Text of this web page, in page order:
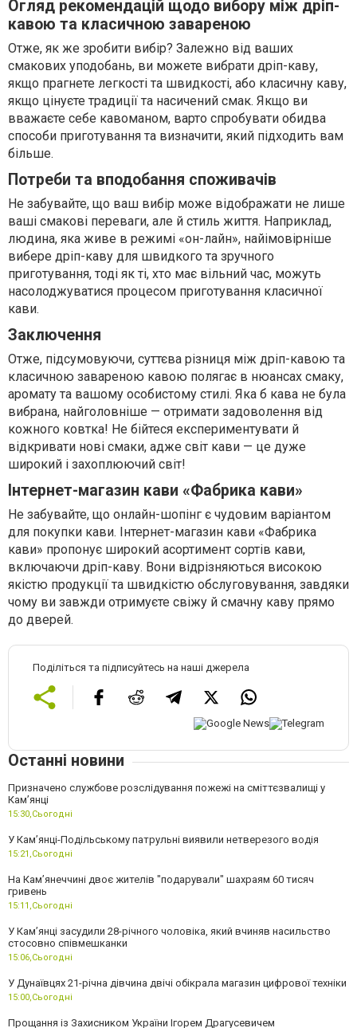
Огляд рекомендацій щодо вибору між дріп-
кавою та класичною завареною
Отже, як же зробити вибір? Залежно від ваших
смакових уподобань, ви можете вибрати дріп-каву,
якщо прагнете легкості та швидкості, або класичну каву,
якщо цінуєте традиції та насичений смак. Якщо ви
вважаєте себе кавоманом, варто спробувати обидва
способи приготування та визначити, який підходить вам
більше.
Потреби та вподобання споживачів
Не забувайте, що ваш вибір може відображати не лише
ваші смакові переваги, але й стиль життя. Наприклад,
людина, яка живе в режимі «он-лайн», найімовірніше
вибере дріп-каву для швидкого та зручного
приготування, тоді як ті, хто має вільний час, можуть
насолоджуватися процесом приготування класичної
кави.
Заключення
Отже, підсумовуючи, суттєва різниця між дріп-кавою та
класичною завареною кавою полягає в нюансах смаку,
аромату та вашому особистому стилі. Яка б кава не була
вибрана, найголовніше — отримати задоволення від
кожного ковтка! Не бійтеся експериментувати й
відкривати нові смаки, адже світ кави — це дуже
широкий і захоплюючий світ!
Інтернет-магазин кави «Фабрика кави»
Не забувайте, що онлайн-шопінг є чудовим варіантом
для покупки кави. Інтернет-магазин кави «Фабрика
кави» пропонує широкий асортимент сортів кави,
включаючи дріп-каву. Вони відрізняються високою
якістю продукції та швидкістю обслуговування, завдяки
чому ви завжди отримуєте свіжу й смачну каву прямо
до дверей.
Поділіться та підписуйтесь на наші джерела
Останні новини
Призначено службове розслідування пожежі на сміттєзвалищі у
Кам’янці
15:30,Сьогодні
У Кам’янці-Подільському патрульні виявили нетверезого водія
15:21,Сьогодні
На Камʼянеччині двоє жителів "подарували" шахраям 60 тисяч
гривень
15:11,Сьогодні
У Камʼянці засудили 28-річного чоловіка, який вчиняв насильство
стосовно співмешканки
15:06,Сьогодні
У Дунаївцях 21-річна дівчина двічі обікрала магазин цифрової техніки
15:00,Сьогодні
Прощання із Захисником України Ігорем Драгусевичем